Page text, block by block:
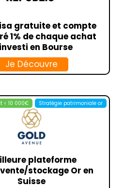
gratuite et compte
1% de chaque achat
en Bourse
Je Découvre
< 10 000€ Stratégie patrimoniale or
plateforme
stockage Or en
Suisse